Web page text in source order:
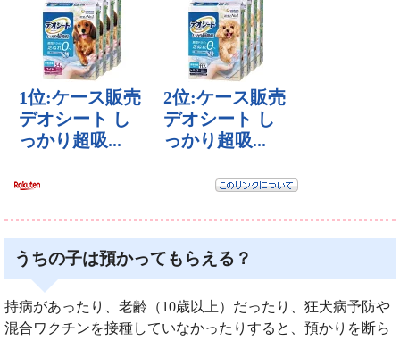
うちの子は預かってもらえる？
持病があったり、老齢（10歳以上）だったり、狂犬病予防や
混合ワクチンを接種していなかったりすると、預かりを断ら